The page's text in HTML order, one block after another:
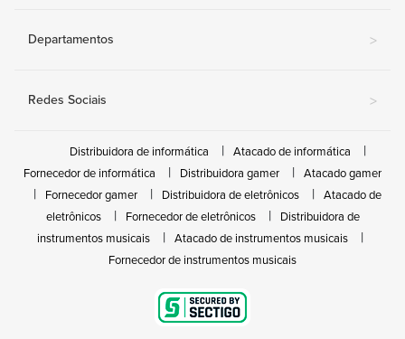
Departamentos >
Redes Sociais >
Distribuidora de informática
Atacado de informática
Fornecedor de informática
Distribuidora gamer
Atacado gamer
Fornecedor gamer
Distribuidora de eletrônicos
Atacado de
eletrônicos
Fornecedor de eletrônicos
Distribuidora de
instrumentos musicais
Atacado de instrumentos musicais
Fornecedor de instrumentos musicais